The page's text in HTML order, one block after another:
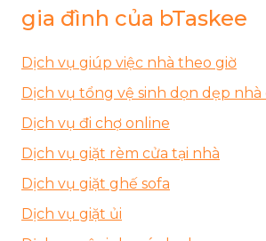
gia đình của bTaskee
Dịch vụ giúp việc nhà theo giờ
Dịch vụ tổng vệ sinh dọn dẹp nhà
Dịch vụ đi chợ online
Dịch vụ giặt rèm cửa tại nhà
Dịch vụ giặt ghế sofa
Dịch vụ giặt ủi